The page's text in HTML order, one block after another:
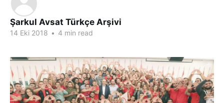
Şarkul Avsat Türkçe Arşivi
14 Eki 2018 • 4 min read